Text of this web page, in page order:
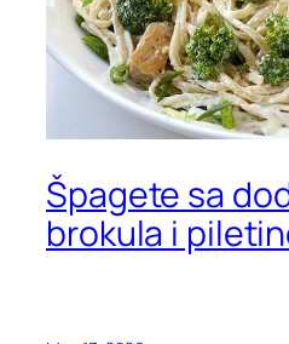
Špagete sa
brokula i